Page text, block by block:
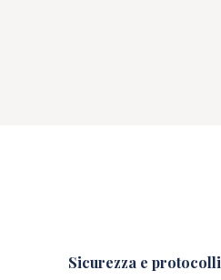
Sicurezza e protocolli